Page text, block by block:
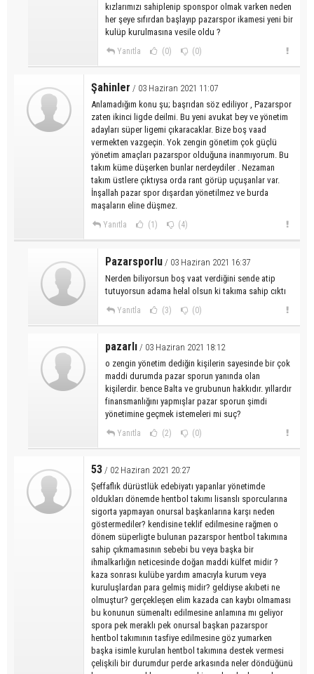
kızlarımızı sahiplenip sponspor olmak varken neden
her şeye sıfırdan başlayıp pazarspor ikamesi yeni bir
kulüp kurulmasına vesile oldu ?
Yanıtla (0) (0)
Şahinler / 03 Haziran 2021 11:07
Anlamadığım konu şu; başrıdan söz ediliyor , Pazarspor
zaten ikinci ligde deilmi. Bu yeni avukat bey ve yönetim
adayları süper ligemi çıkaracaklar. Bize boş vaad
vermekten vazgeçin. Yok zengin gönetim çok güçlü
yönetim amaçları pazarspor olduğuna inanmıyorum. Bu
takım küme düşerken bunlar nerdeydiler . Nezaman
takım üstlere çıktıysa orda rant görüp uçuşanlar var.
İnşallah pazar spor dışardan yönetilmez ve burda
maşaların eline düşmez.
Yanıtla (1) (4)
Pazarsporlu / 03 Haziran 2021 16:37
Nerden biliyorsun boş vaat verdiğini sende atip
tutuyorsun adama helal olsun ki takıma sahip cıktı
Yanıtla (3) (0)
pazarlı / 03 Haziran 2021 18:12
o zengin yönetim dediğin kişilerin sayesinde bir çok
maddi durumda pazar sporun yanında olan
kişilerdir. bence Balta ve grubunun hakkıdır. yıllardır
finansmanlığını yapmışlar pazar sporun şimdi
yönetimine geçmek istemeleri mi suç?
Yanıtla (2) (0)
53 / 02 Haziran 2021 20:27
Şeffaflık dürüstlük edebiyatı yapanlar yönetimde
oldukları dönemde hentbol takımı lisanslı sporcularına
sigorta yapmayan onursal başkanlarına karşı neden
göstermediler? kendisine teklif edilmesine rağmen o
dönem süperligte bulunan pazarspor hentbol takımına
sahip çıkmamasının sebebi bu veya başka bir
ihmalkarlığın neticesinde doğan maddi külfet midir ?
kaza sonrası kulübe yardım amacıyla kurum veya
kuruluşlardan para gelmiş midir? geldiyse akıbeti ne
olmuştur? gerçekleşen elim kazada can kaybı olmaması
bu konunun sümenaltı edilmesine anlamına mı geliyor
spora pek meraklı pek onursal başkan pazarspor
hentbol takımının tasfiye edilmesine göz yumarken
başka isimle kurulan hentbol takımına destek vermesi
çelişkili bir durumdur perde arkasında neler döndüğünü